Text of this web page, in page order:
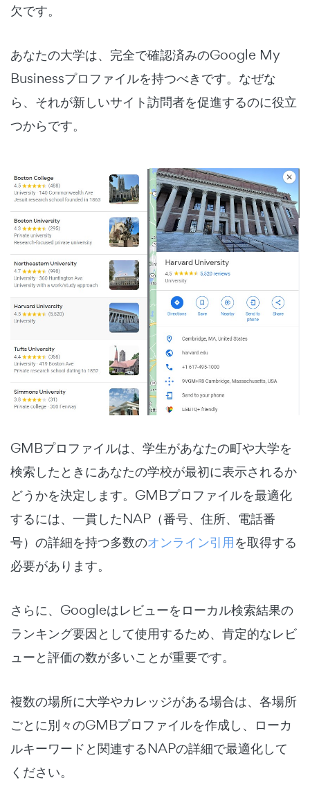
欠です。
あなたの大学は、完全で確認済みのGoogle My
Businessプロファイルを持つべきです。なぜな
ら、それが新しいサイト訪問者を促進するのに役立
つからです。
GMBプロファイルは、学生があなたの町や大学を
検索したときにあなたの学校が最初に表示されるか
どうかを決定します。 GMBプロファイルを最適化
するには、一貫したNAP（番号、住所、電話番
号）の詳細を持つ多数のオンライン引用を取得する
必要があります。
さらに、Googleはレビューをローカル検索結果の
ランキング要因として使用するため、肯定的なレビ
ューと評価の数が多いことが重要です。
複数の場所に大学やカレッジがある場合は、各場所
ごとに別々のGMBプロファイルを作成し、ローカ
ルキーワードと関連するNAPの詳細で最適化して
ください。